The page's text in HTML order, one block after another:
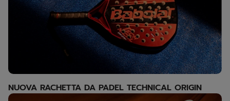
NUOVA RACHETTA DA PADEL TECHNICAL ORIGIN